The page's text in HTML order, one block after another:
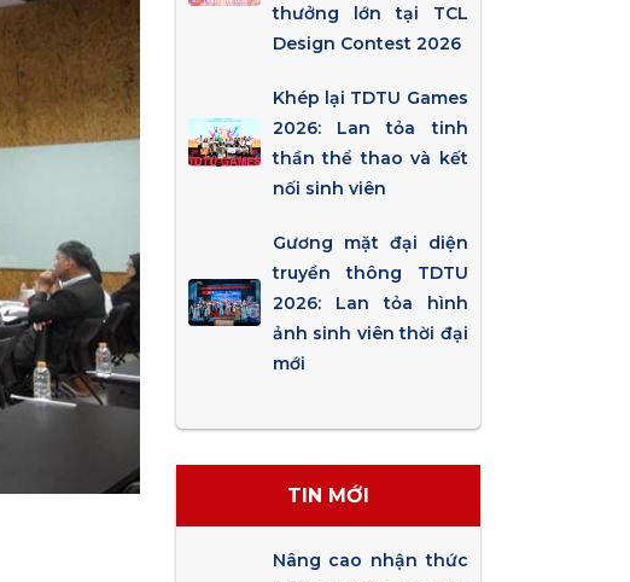
thưởng lớn tại TCL
Design Contest 2026
Khép lại TDTU Games
2026: Lan tỏa tinh
thần thể thao và kết
nối sinh viên
Gương mặt đại diện
truyền thông TDTU
2026: Lan tỏa hình
ảnh sinh viên thời đại
mới
TIN MỚI
Nâng cao nhận thức